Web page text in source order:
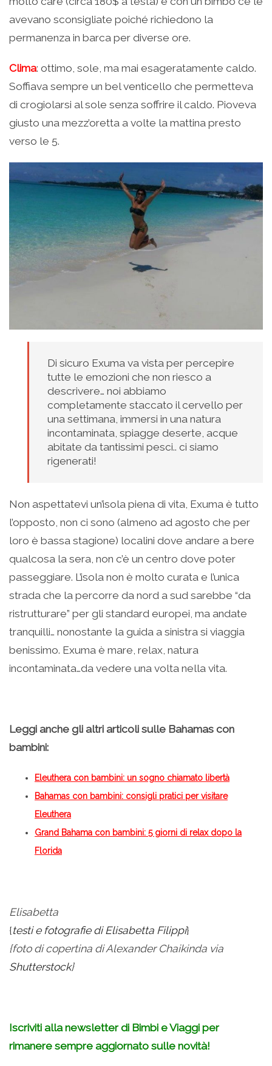
avevano sconsigliate poiché richiedono la
permanenza in barca per diverse ore.
Clima: ottimo, sole, ma mai esageratamente caldo.
Soffiava sempre un bel venticello che permetteva
di crogiolarsi al sole senza soffrire il caldo. Pioveva
giusto una mezz’oretta a volte la mattina presto
verso le 5.
Di sicuro Exuma va vista per percepire
tutte le emozioni che non riesco a
descrivere… noi abbiamo
completamente staccato il cervello per
una settimana, immersi in una natura
incontaminata, spiagge deserte, acque
abitate da tantissimi pesci.. ci siamo
rigenerati!
Non aspettatevi un’isola piena di vita, Exuma è tutto
l’opposto, non ci sono (almeno ad agosto che per
loro è bassa stagione) localini dove andare a bere
qualcosa la sera, non c’è un centro dove poter
passeggiare. L’isola non è molto curata e l’unica
strada che la percorre da nord a sud sarebbe “da
ristrutturare” per gli standard europei, ma andate
tranquilli… nonostante la guida a sinistra si viaggia
benissimo. Exuma è mare, relax, natura
incontaminata…da vedere una volta nella vita.
Leggi anche gli altri articoli sulle Bahamas con
bambini:
Eleuthera con bambini: un sogno chiamato libertà
Bahamas con bambini: consigli pratici per visitare
Eleuthera
Grand Bahama con bambini: 5 giorni di relax dopo la
Florida
Elisabetta
{testi e fotografie di Elisabetta Filippi}
{foto di copertina di Alexander Chaikinda via
Shutterstock}
Iscriviti alla newsletter di Bimbi e Viaggi per
rimanere sempre aggiornato sulle novità!